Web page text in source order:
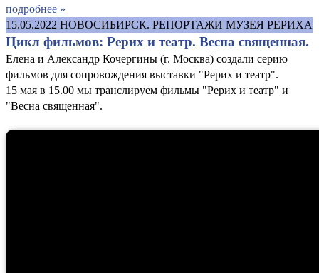
подробнее »
15.05.2022 НОВОСИБИРСК. РЕПОРТАЖИ МУЗЕЯ РЕРИХА
Цикл фильмов: Рерих и театр. Весна священная.
Елена и Александр Кочергины (г. Москва) создали серию
фильмов для сопровождения выставки "Рерих и театр".
15 мая в 15.00 мы транслируем фильмы "Рерих и театр" и
"Весна священная".